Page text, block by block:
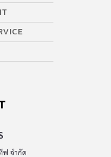
ฟ จำกัด